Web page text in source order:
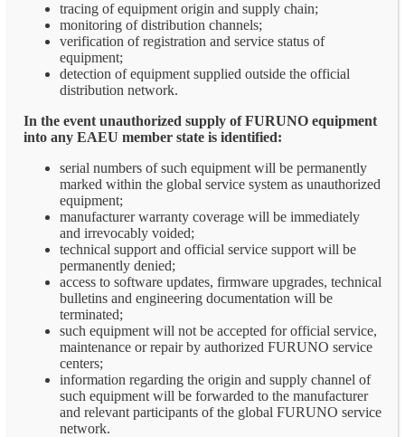
tracing of equipment origin and supply chain;
monitoring of distribution channels;
verification of registration and service status of
equipment;
detection of equipment supplied outside the official
distribution network.
In the event unauthorized supply of FURUNO equipment
into any EAEU member state is identified:
serial numbers of such equipment will be permanently
marked within the global service system as unauthorized
equipment;
manufacturer warranty coverage will be immediately
and irrevocably voided;
technical support and official service support will be
permanently denied;
access to software updates, firmware upgrades, technical
bulletins and engineering documentation will be
terminated;
such equipment will not be accepted for official service,
maintenance or repair by authorized FURUNO service
centers;
information regarding the origin and supply channel of
such equipment will be forwarded to the manufacturer
and relevant participants of the global FURUNO service
network.